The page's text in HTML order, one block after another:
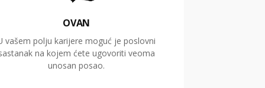
OVAN
vašem polju karijere moguć je poslovni
na kojem ćete ugovoriti veoma
unosan posao.